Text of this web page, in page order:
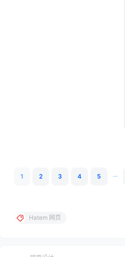
1 2 3 4 5 ...
Hatem 网页